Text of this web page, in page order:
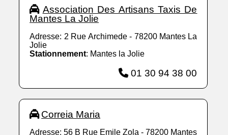
Association Des Artisans Taxis De
Mantes La Jolie
Adresse: 2 Rue Archimede - 78200 Mantes La
Jolie
Stationnement: Mantes la Jolie
01 30 94 38 00
Correia Maria
Adresse: 56 B Rue Emile Zola - 78200 Mantes